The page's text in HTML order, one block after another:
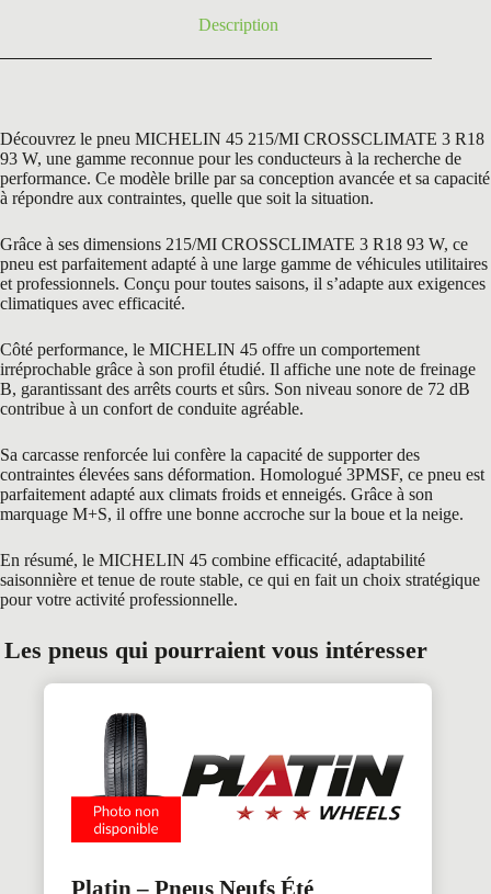
Description
Découvrez le pneu MICHELIN 45 215/MI CROSSCLIMATE 3 R18
93 W, une gamme reconnue pour les conducteurs à la recherche de
performance. Ce modèle brille par sa conception avancée et sa capacité
à répondre aux contraintes, quelle que soit la situation.
Grâce à ses dimensions 215/MI CROSSCLIMATE 3 R18 93 W, ce
pneu est parfaitement adapté à une large gamme de véhicules utilitaires
et professionnels. Conçu pour toutes saisons, il s’adapte aux exigences
climatiques avec efficacité.
Côté performance, le MICHELIN 45 offre un comportement
irréprochable grâce à son profil étudié. Il affiche une note de freinage
B, garantissant des arrêts courts et sûrs. Son niveau sonore de 72 dB
contribue à un confort de conduite agréable.
Sa carcasse renforcée lui confère la capacité de supporter des
contraintes élevées sans déformation. Homologué 3PMSF, ce pneu est
parfaitement adapté aux climats froids et enneigés. Grâce à son
marquage M+S, il offre une bonne accroche sur la boue et la neige.
En résumé, le MICHELIN 45 combine efficacité, adaptabilité
saisonnière et tenue de route stable, ce qui en fait un choix stratégique
pour votre activité professionnelle.
Les pneus qui pourraient vous intéresser
Platin – Pneus Neufs Été